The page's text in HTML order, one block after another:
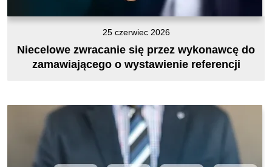
25 czerwiec 2026
Niecelowe zwracanie się przez wykonawcę do
zamawiającego o wystawienie referencji